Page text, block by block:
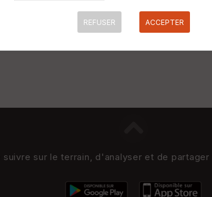
sur le terrain, d'analyser et de
REFUSER ACCEPTER